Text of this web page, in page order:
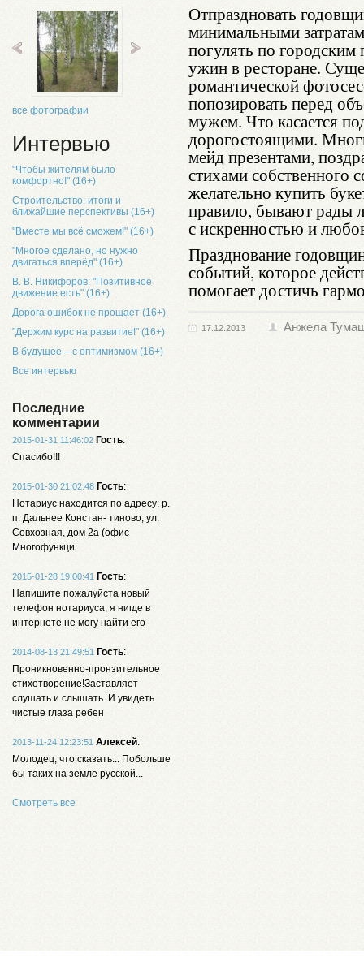
все фотографии
Интервью
"Чтобы жителям было
комфортно!" (16+)
Строительство: итоги и
ближайшие перспективы (16+)
"Вместе мы всё сможем!" (16+)
"Многое сделано, но нужно
двигаться вперёд" (16+)
В. В. Никифоров: "Позитивное
движение есть" (16+)
Дорога ошибок не прощает (16+)
"Держим курс на развитие!" (16+)
В будущее – с оптимизмом (16+)
Все интервью
Последние
комментарии
2015-01-31 11:46:02 Гость:
Спасибо!!!
2015-01-30 21:02:48 Гость:
Нотариус находится по адресу: р.
п. Дальнее Констан- тиново, ул.
Совхозная, дом 2а (офис
Многофункци
2015-01-28 19:00:41 Гость:
Напишите пожалуйста новый
телефон нотариуса, я нигде в
интернете не могу найти его
2014-08-13 21:49:51 Гость:
Проникновенно-пронзительное
стихотворение!Заставляет
слушать и слышать. И увидеть
чистые глаза ребен
2013-11-24 12:23:51 Алексей:
Молодец, что сказать... Побольше
бы таких на земле русской...
Смотреть все
Отпраздновать
минимальными
погулять по
ужин в ресторане.
романтической
попозировать перед
мужем. Что касается
дорогостоящими.
мейд презентами,
стихами
желательно купить
правило, бывают рады
с искренностью и
Празднование
событий, которое
помогает достичь
17.12.2013 Анжела